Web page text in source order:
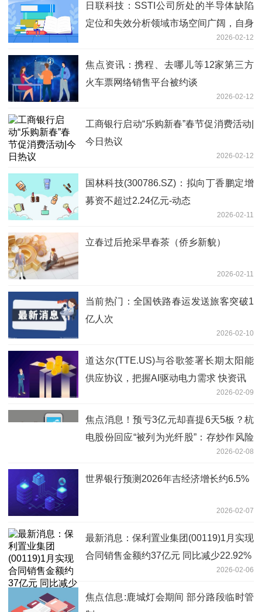
日联科技：SSTI公司所处的半导体缺陷
定位和失效分析领域市场空间广阔，自身
综合竞争力在业内处于领先位置，未来发
展前景广阔-每日信息
2026-02-12
焦点资讯：携程、去哪儿等12家第三方
火车票网络销售平台被约谈
2026-02-12
工商银行启动“乐购新春”春节促消费活动|
今日热议
2026-02-12
国林科技(300786.SZ)：拟向丁香鹏定增
募资不超过2.24亿元-动态
2026-02-11
立春过后抢采早春茶（侨乡新貌）
2026-02-11
当前热门：全国铁路春运发送旅客突破1
亿人次
2026-02-10
道达尔(TTE.US)与谷歌签署长期太阳能
供应协议，把握AI驱动电力需求 快资讯
2026-02-09
焦点消息！预亏3亿元却喜提6天5板？杭
电股份回应“被列为光纤股”：存炒作风险
2026-02-08
世界银行预测2026年吉经济增长约6.5%
2026-02-07
最新消息：保利置业集团(00119)1月实现
合同销售金额约37亿元 同比减少22.92%
2026-02-06
焦点信息:鹿城灯会期间 部分路段临时管